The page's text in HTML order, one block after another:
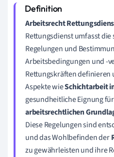
Arbeitsrecht
Rettungsdienst umfasst
Regelungen und
Arbeitsbedingungen und -
Rettungskräften definieren
Aspekte wieSchichtarbeit
gesundheitliche Eignung
arbeitsrechtlichen
Diese Regelungen sind
und das Wohlbefinden der
zu gewährleisten und ihre